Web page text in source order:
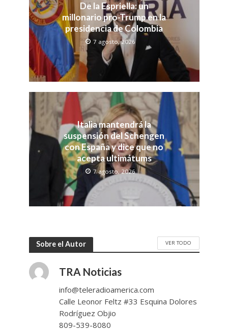
De la Espriella: un
millonario pro-Trump en la
presidencia de Colombia
7 agosto, 2026
Italia mantendrá la
suspensión del Schengen
con España y dice que no
acepta ultimátums
7 agosto, 2026
Sobre el Autor VER TODO
TRA Noticias
info@teleradioamerica.com
Calle Leonor Feltz #33 Esquina Dolores
Rodríguez Objio
809-539-8080